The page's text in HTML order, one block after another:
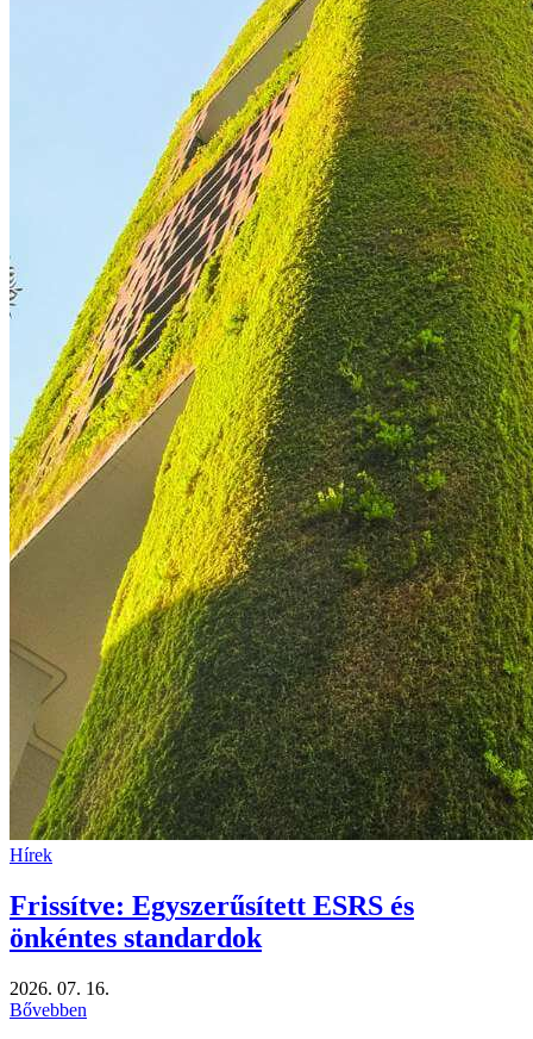
Hírek
Frissítve: Egyszerűsített ESRS és
önkéntes standardok
2026. 07. 16.
Bővebben